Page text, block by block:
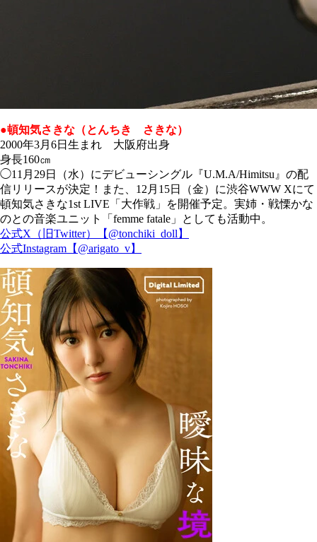
●頓知気さきな（とんちき さきな）
2000年3月6日生まれ 大阪府出身
身長160㎝
◯11月29日（水）にデビューシングル『U.M.A/Himitsu』の配
信リリースが決定！また、12月15日（金）に渋谷WWW Xにて
頓知気さきな1st LIVE「大作戦」を開催予定。実姉・戦慄かな
のとの音楽ユニット「femme fatale」としても活動中。
公式X（旧Twitter）【@tonchiki_doll】
公式Instagram【@arigato_v】